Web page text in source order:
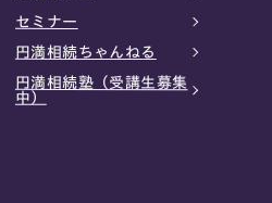
セミナー
円満相続ちゃんねる
円満相続塾（受講生募集
中）